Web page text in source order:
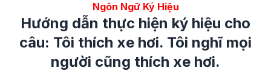
Ngôn Ngữ Ký Hiệu
Hướng dẫn thực hiện ký hiệu cho
câu: Tôi thích xe hơi. Tôi nghĩ mọi
người cũng thích xe hơi.